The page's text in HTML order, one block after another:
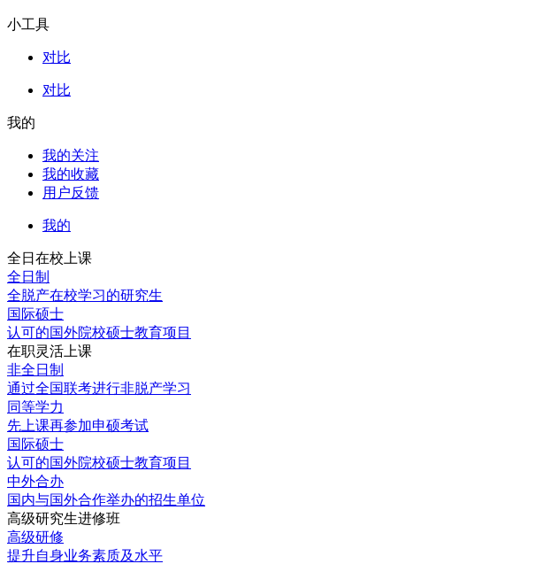
小工具
对比
对比
我的
我的关注
我的收藏
用户反馈
我的
全日在校上课
全日制
全脱产在校学习的研究生
国际硕士
认可的国外院校硕士教育项目
在职灵活上课
非全日制
通过全国联考进行非脱产学习
同等学力
先上课再参加申硕考试
国际硕士
认可的国外院校硕士教育项目
中外合办
国内与国外合作举办的招生单位
高级研究生进修班
高级研修
提升自身业务素质及水平